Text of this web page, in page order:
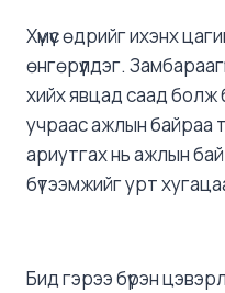
Хүмүүс өдрийг ихэнх
өнгөрүүлдэг.
хийх явцад саад
учраас ажлын байраа
ариутгах нь ажлын
бүтээмжийг урт
Бид гэрээ бүрэн